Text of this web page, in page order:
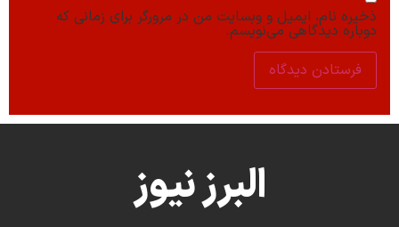
ذخیره نام، ایمیل و وبسایت من در مرورگر برای زمانی که
دوباره دیدگاهی می‌نویسم.
البرز نیوز